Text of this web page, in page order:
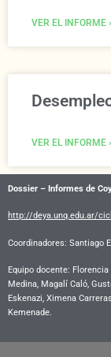
VER EL INFORME
VER EL INFORME
Dossier – Informes de
http://deya.unq.edu.ar/
Coordinadores: Santiago
Equipo docente:
Medina, Magalí Caló,
Eskenazi, Ximena
Kemenade.